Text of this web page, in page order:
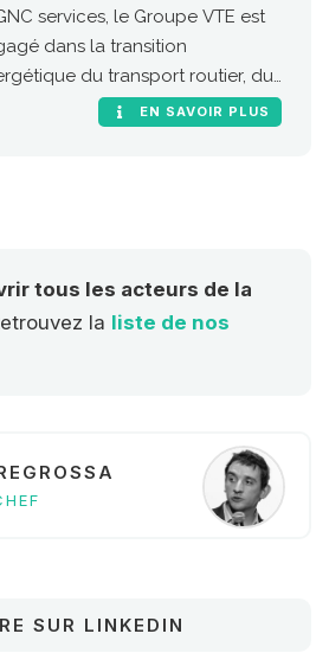
services, le Groupe VTE est
dans la transition
du transport routier, du
de voyageurs et de la
EN SAVOIR PLUS
tous les acteurs de la
la liste de nos
SUR LINKEDIN